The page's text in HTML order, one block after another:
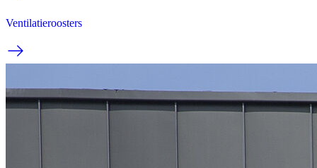
Ventilatieroosters